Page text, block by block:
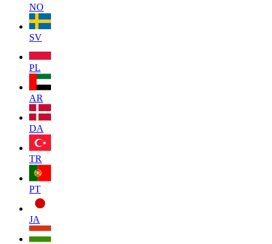
NO
SV
PL
AR
DA
TR
PT
JA